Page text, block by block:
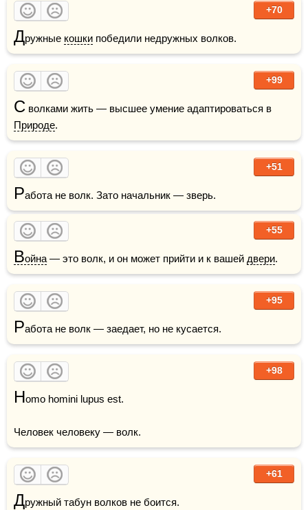
+70
Дружные кошки победили недружных волков.
+99
С
Природе.
+51
Работа не волк. Зато начальник — зверь.
+55
Война — это волк, и он может прийти и к вашей двери.
+95
Работа не волк — заедает, но не кусается.
+98
Homo homini lupus est.
Человек человеку — волк.
+61
Дружный табун волков не боится.